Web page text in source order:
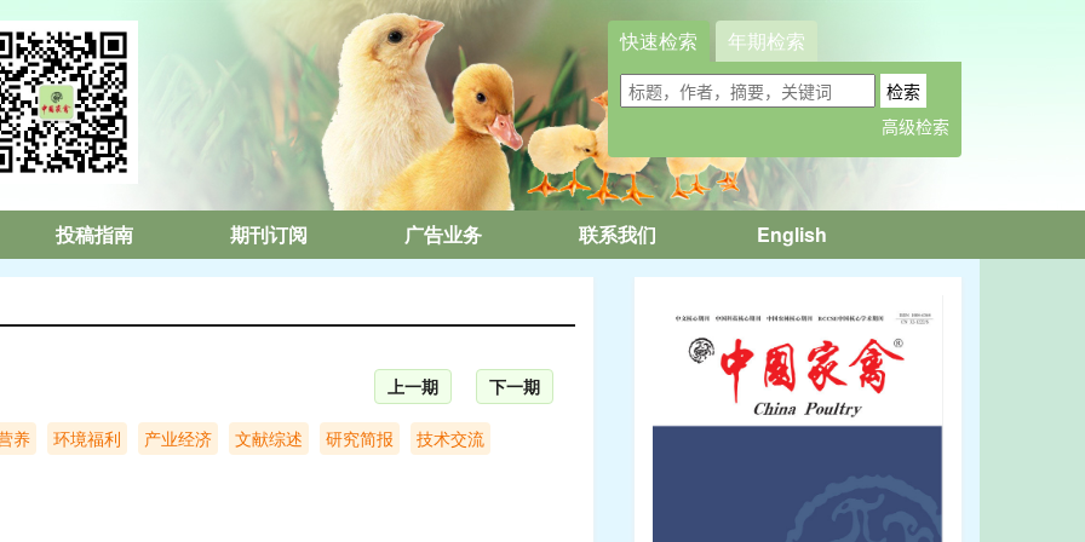
快速检索 年期检索
投稿指南 期刊订阅 广告业务 联系我们 English
上一期 下一期
养 环境福利 产业经济 文献综述 研究简报 技术交流